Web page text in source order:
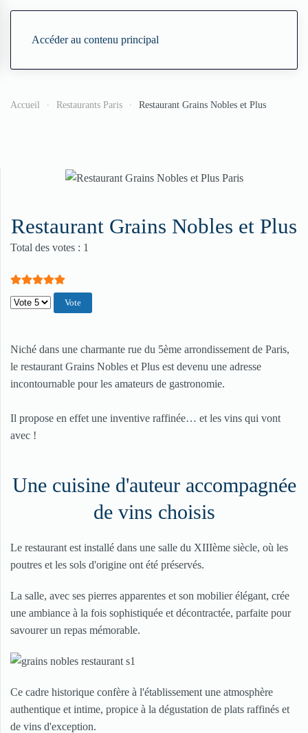
Accéder au contenu principal
Accueil Restaurants Paris Restaurant Grains Nobles et Plus
Restaurant Grains Nobles et Plus
Vote utilisateur: 5/
Total des votes : 1
Veuillez voter
Niché dans une charmante rue du 5ème arrondissement de Paris,
le restaurant Grains Nobles et Plus est devenu une adresse
incontournable pour les amateurs de gastronomie.
Il propose en effet une inventive raffinée… et les vins qui vont
avec !
Une cuisine d'auteur accompagnée
de vins choisis
Le restaurant est installé dans une salle du XIIIème siècle, où les
poutres et les sols d'origine ont été préservés.
La salle, avec ses pierres apparentes et son mobilier élégant, crée
une ambiance à la fois sophistiquée et décontractée, parfaite pour
savourer un repas mémorable.
Ce cadre historique confère à l'établissement une atmosphère
authentique et intime, propice à la dégustation de plats raffinés et
de vins d'exception.